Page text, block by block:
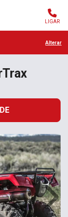
LIGAR
Alterar